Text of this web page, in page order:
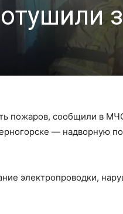
пожаров, сообщили в
— надворную
электропроводки,